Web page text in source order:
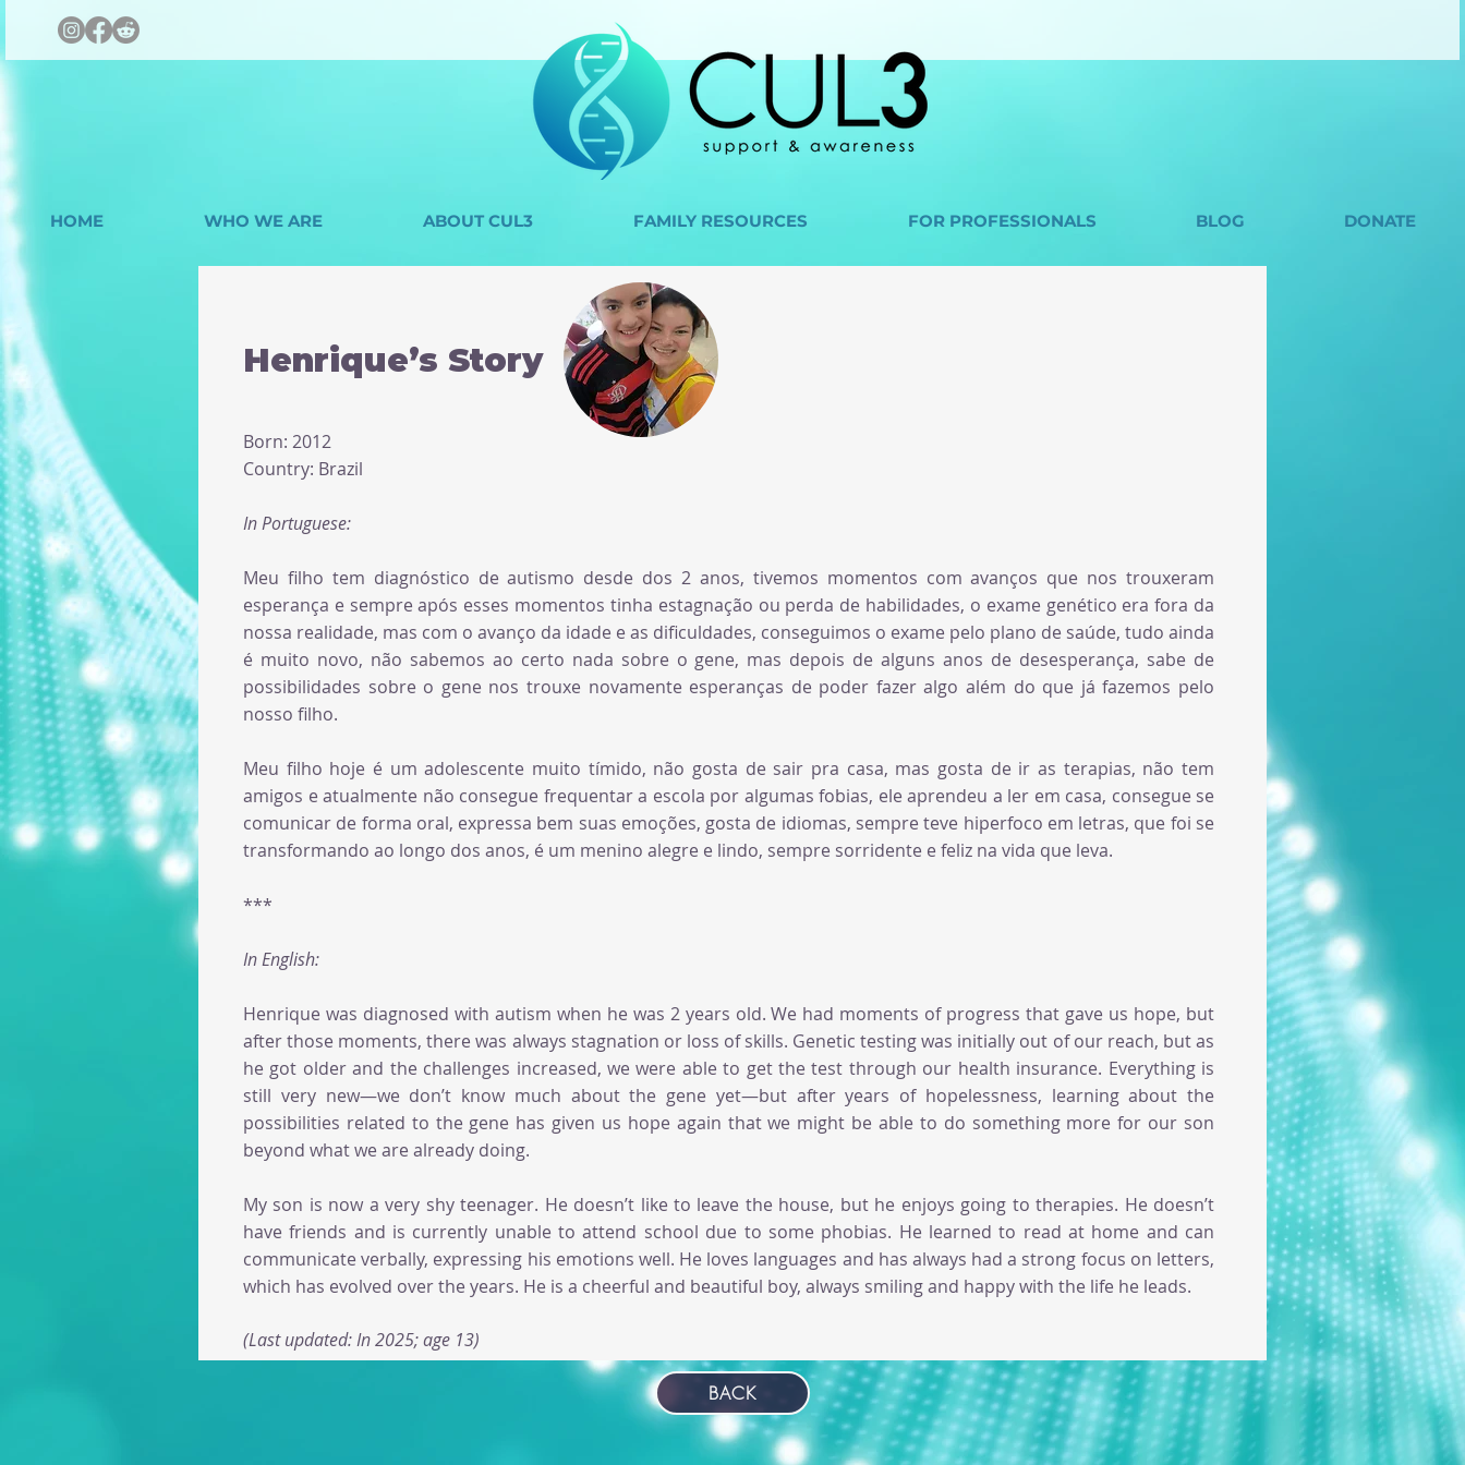
HOME WHO WE ARE ABOUT CUL3 FAMILY RESOURCES FOR PROFESSIONALS BLOG DONATE
Henrique’s Story
Born: 2012
Country: Brazil
In Portuguese:
Meu filho tem diagnóstico de autismo desde dos 2 anos, tivemos momentos com avanços que nos trouxeram
esperança e sempre após esses momentos tinha estagnação ou perda de habilidades, o exame genético era fora da
nossa realidade, mas com o avanço da idade e as dificuldades, conseguimos o exame pelo plano de saúde, tudo ainda
é muito novo, não sabemos ao certo nada sobre o gene, mas depois de alguns anos de desesperança, sabe de
possibilidades sobre o gene nos trouxe novamente esperanças de poder fazer algo além do que já fazemos pelo
nosso filho.
Meu filho hoje é um adolescente muito tímido, não gosta de sair pra casa, mas gosta de ir as terapias, não tem
amigos e atualmente não consegue frequentar a escola por algumas fobias, ele aprendeu a ler em casa, consegue se
comunicar de forma oral, expressa bem suas emoções, gosta de idiomas, sempre teve hiperfoco em letras, que foi se
transformando ao longo dos anos, é um menino alegre e lindo, sempre sorridente e feliz na vida que leva.
***
In English:
Henrique was diagnosed with autism when he was 2 years old. We had moments of progress that gave us hope, but
after those moments, there was always stagnation or loss of skills. Genetic testing was initially out of our reach, but as
he got older and the challenges increased, we were able to get the test through our health insurance. Everything is
still very new—we don’t know much about the gene yet—but after years of hopelessness, learning about the
possibilities related to the gene has given us hope again that we might be able to do something more for our son
beyond what we are already doing.
My son is now a very shy teenager. He doesn’t like to leave the house, but he enjoys going to therapies. He doesn’t
have friends and is currently unable to attend school due to some phobias. He learned to read at home and can
communicate verbally, expressing his emotions well. He loves languages and has always had a strong focus on letters,
which has evolved over the years. He is a cheerful and beautiful boy, always smiling and happy with the life he leads.
(Last updated: In 2025; age 13)
BACK